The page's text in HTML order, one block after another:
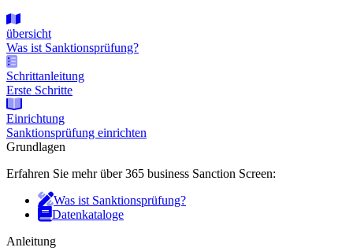
übersicht
Was ist Sanktionsprüfung?
Schrittanleitung
Erste Schritte
Einrichtung
Sanktionsprüfung einrichten
Grundlagen
Erfahren Sie mehr über 365 business Sanction Screen:
Was ist Sanktionsprüfung?
Datenkataloge
Anleitung